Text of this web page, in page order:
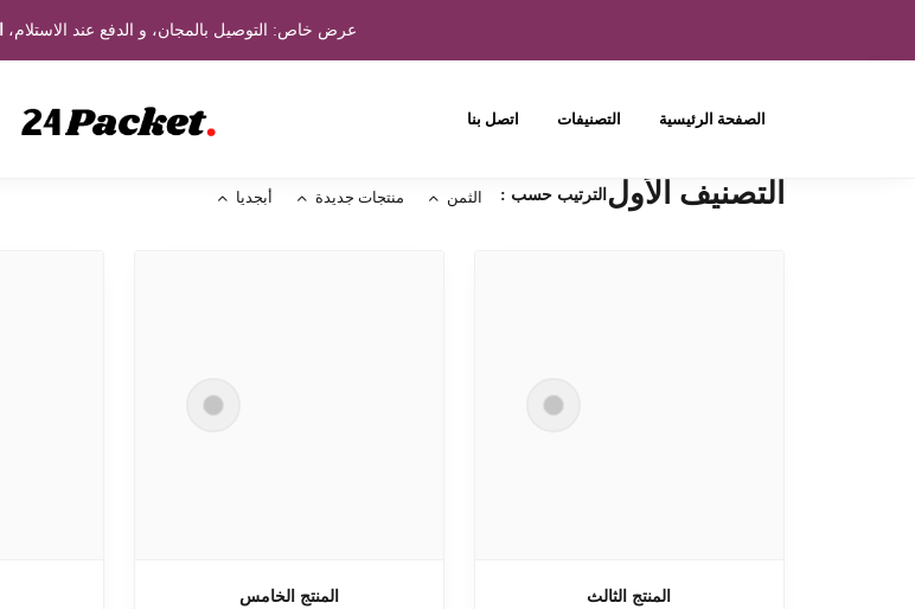
عرض خاص: التوصيل بالمجان، و الدفع عند الاستلام،
الصفحة الرئيسية التصنيفات اتصل بنا
التصنيف الأول الترتيب حسب : الثمن منتجات جديدة أبجديا
المنتج الثالث المنتج الخامس